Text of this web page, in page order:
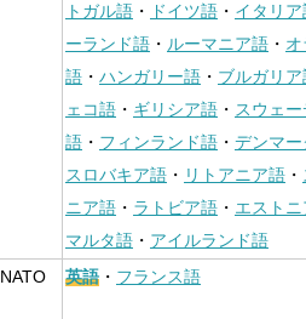
トガル語 ・ ドイツ語 ・ イタリア
ーランド語 ・ ルーマニア語 ・
語 ・ ハンガリー語 ・ ブルガリア
ェコ語 ・ ギリシア語 ・ スウェ
語 ・ フィンランド語 ・ デンマー
スロバキア語 ・ リトアニア語 ・
ニア語 ・ ラトビア語 ・ エスト
マルタ語 ・ アイルランド語
NATO 英語 ・ フランス語